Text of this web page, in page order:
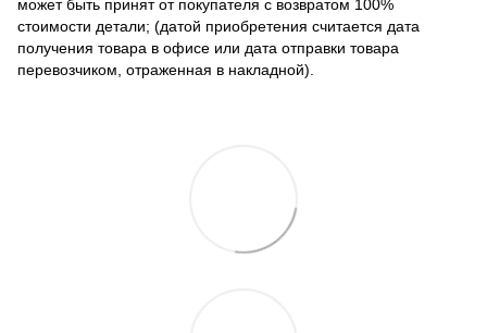
может быть принят от покупателя с возвратом 100%
стоимости детали; (датой приобретения считается дата
получения товара в офисе или дата отправки товара
перевозчиком, отраженная в накладной).